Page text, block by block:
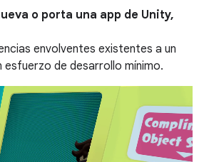
o porta una app de Unity,
envolventes existentes a un
esfuerzo de desarrollo mínimo.